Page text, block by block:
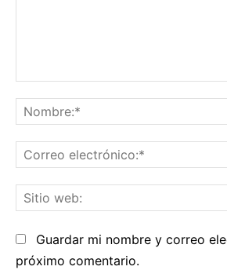
Guardar mi nombre y correo
próximo comentario.